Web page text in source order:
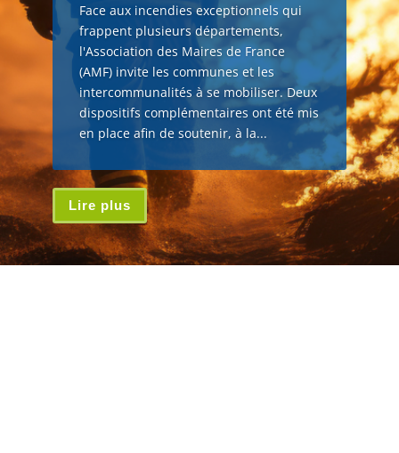
Face aux incendies exceptionnels qui
frappent plusieurs départements,
l'Association des Maires de France
(AMF) invite les communes et les
intercommunalités à se mobiliser. Deux
dispositifs complémentaires ont été mis
en place afin de soutenir, à la...
Lire plus